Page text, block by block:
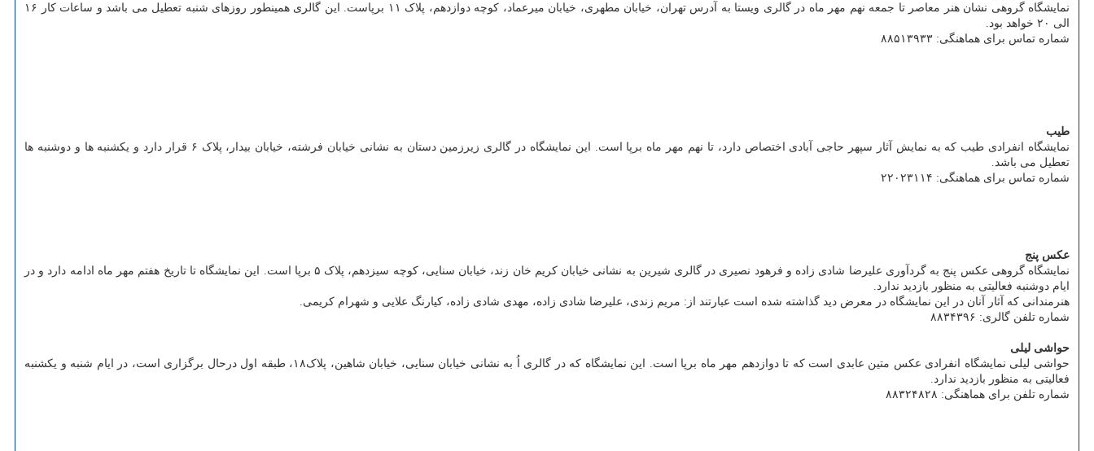
نمایشگاه گروهی نشان هنر معاصر تا جمعه نهم مهر ماه در گالری ویستا به آدرس تهران، خیابان مطهری، خیابان میرعماد، کوچه دوازدهم، پلاک ۱۱ برپاست. این گالری همینطور روزهای شنبه تعطیل می باشد و ساعات کار ۱۶
الی ۲۰ خواهد بود.
شماره تماس برای هماهنگی: ۸۸۵۱۳۹۳۳
طیب
نمایشگاه انفرادی طیب که به نمایش آثار سپهر حاجی آبادی اختصاص دارد، تا نهم مهر ماه برپا است. این نمایشگاه در گالری زیرزمین دستان به نشانی خیابان فرشته، خیابان بیدار، پلاک ۶ قرار دارد و یکشنبه ها و دوشنبه ها
تعطیل می باشد.
شماره تماس برای هماهنگی: ۲۲۰۲۳۱۱۴
عکس پنج
نمایشگاه گروهی عکس پنج به گردآوری علیرضا شادی زاده و فرهود نصیری در گالری شیرین به نشانی خیابان کریم خان زند، خیابان سنایی، کوچه سیزدهم، پلاک ۵ برپا است. این نمایشگاه تا تاریخ هفتم مهر ماه ادامه دارد و در
ایام دوشنبه فعالیتی به منظور بازدید ندارد.
هنرمندانی که آثار آنان در این نمایشگاه در معرض دید گذاشته شده است عبارتند از: مریم زندی، علیرضا شادی زاده، مهدی شادی زاده، کیارنگ علایی و شهرام کریمی.
شماره تلفن گالری: ۸۸۳۴۳۹۶
حواشی لیلی
حواشی لیلی نمایشگاه انفرادی عکس متین عابدی است که تا دوازدهم مهر ماه برپا است. این نمایشگاه که در گالری اُ به نشانی خیابان سنایی، خیابان شاهین، پلاک۱۸، طبقه اول درحال برگزاری است، در ایام شنبه و یکشنبه
فعالیتی به منظور بازدید ندارد.
شماره تلفن برای هماهنگی: ۸۸۳۲۴۸۲۸